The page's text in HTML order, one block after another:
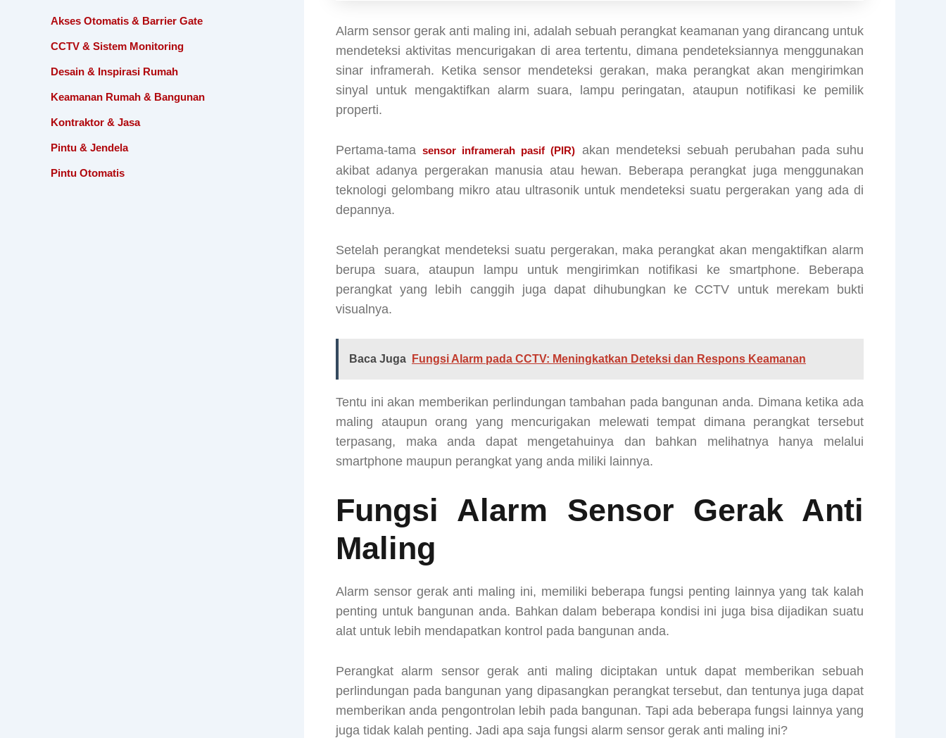
Akses Otomatis & Barrier Gate
CCTV & Sistem Monitoring
Desain & Inspirasi Rumah
Keamanan Rumah & Bangunan
Kontraktor & Jasa
Pintu & Jendela
Pintu Otomatis
Alarm sensor gerak anti maling ini, adalah sebuah perangkat keamanan yang dirancang untuk
mendeteksi aktivitas mencurigakan di area tertentu, dimana pendeteksiannya menggunakan
sinar inframerah. Ketika sensor mendeteksi gerakan, maka perangkat akan mengirimkan
sinyal untuk mengaktifkan alarm suara, lampu peringatan, ataupun notifikasi ke pemilik
properti.
Pertama-tamasensor inframerah pasif (PIR) akan mendeteksi sebuah perubahan pada suhu
akibat adanya pergerakan manusia atau hewan. Beberapa perangkat juga menggunakan
teknologi gelombang mikro atau ultrasonik untuk mendeteksi suatu pergerakan yang ada di
depannya.
Setelah perangkat mendeteksi suatu pergerakan, maka perangkat akan mengaktifkan alarm
berupa suara, ataupun lampu untuk mengirimkan notifikasi ke smartphone. Beberapa
perangkat yang lebih canggih juga dapat dihubungkan ke CCTV untuk merekam bukti
visualnya.
Baca Juga Fungsi Alarm pada CCTV: Meningkatkan Deteksi dan Respons Keamanan
Tentu ini akan memberikan perlindungan tambahan pada bangunan anda. Dimana ketika ada
maling ataupun orang yang mencurigakan melewati tempat dimana perangkat tersebut
terpasang, maka anda dapat mengetahuinya dan bahkan melihatnya hanya melalui
smartphone maupun perangkat yang anda miliki lainnya.
Fungsi Alarm Sensor Gerak Anti
Maling
Alarm sensor gerak anti maling ini, memiliki beberapa fungsi penting lainnya yang tak kalah
penting untuk bangunan anda. Bahkan dalam beberapa kondisi ini juga bisa dijadikan suatu
alat untuk lebih mendapatkan kontrol pada bangunan anda.
Perangkat alarm sensor gerak anti maling diciptakan untuk dapat memberikan sebuah
perlindungan pada bangunan yang dipasangkan perangkat tersebut, dan tentunya juga dapat
memberikan anda pengontrolan lebih pada bangunan. Tapi ada beberapa fungsi lainnya yang
juga tidak kalah penting. Jadi apa saja fungsi alarm sensor gerak anti maling ini?